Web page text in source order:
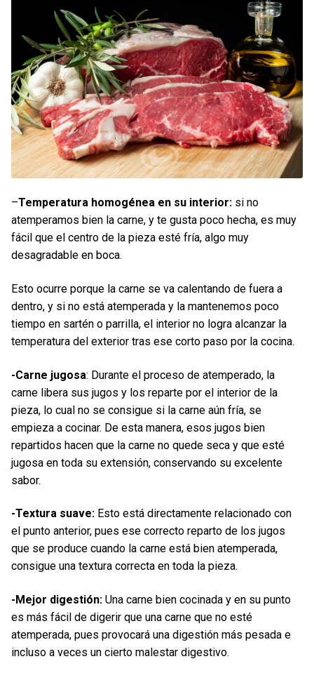
–Temperatura homogénea en su interior: si no
atemperamos bien la carne, y te gusta poco hecha, es muy
fácil que el centro de la pieza esté fría, algo muy
desagradable en boca.
Esto ocurre porque la carne se va calentando de fuera a
dentro, y si no está atemperada y la mantenemos poco
tiempo en sartén o parrilla, el interior no logra alcanzar la
temperatura del exterior tras ese corto paso por la cocina.
-Carne jugosa: Durante el proceso de atemperado, la
carne libera sus jugos y los reparte por el interior de la
pieza, lo cual no se consigue si la carne aún fría, se
empieza a cocinar. De esta manera, esos jugos bien
repartidos hacen que la carne no quede seca y que esté
jugosa en toda su extensión, conservando su excelente
sabor.
-Textura suave: Esto está directamente relacionado con
el punto anterior, pues ese correcto reparto de los jugos
que se produce cuando la carne está bien atemperada,
consigue una textura correcta en toda la pieza.
-Mejor digestión: Una carne bien cocinada y en su punto
es más fácil de digerir que una carne que no esté
atemperada, pues provocará una digestión más pesada e
incluso a veces un cierto malestar digestivo.